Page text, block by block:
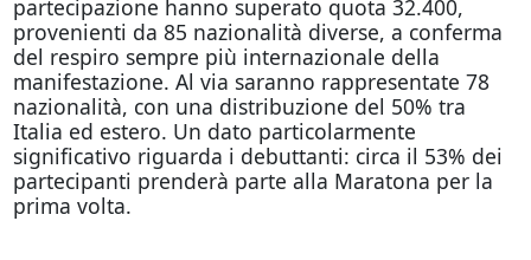
partecipazione hanno superato quota 32.400,
provenienti da 85 nazionalità diverse, a conferma
del respiro sempre più internazionale della
manifestazione. Al via saranno rappresentate 78
nazionalità, con una distribuzione del 50% tra
Italia ed estero. Un dato particolarmente
significativo riguarda i debuttanti: circa il 53% dei
partecipanti prenderà parte alla Maratona per la
prima volta.